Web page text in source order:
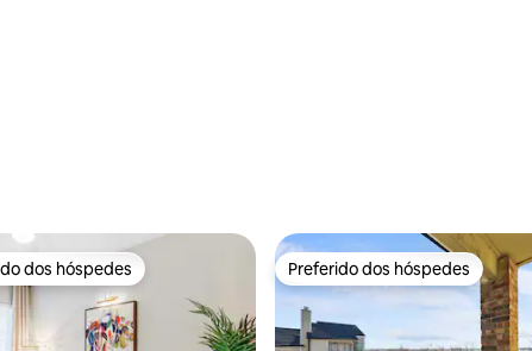
de 5, 78 avaliações
preferidos dos hóspedes
dos hóspedes Preferido dos hóspedes
Preferido dos hóspedes